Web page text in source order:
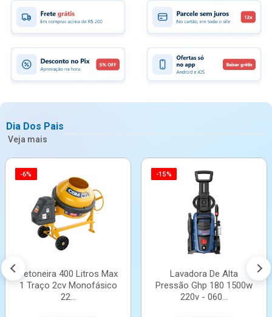
Dia Dos Pais
Veja mais
-6%
Betoneira 400 Litros Max
1 Traço 2cv Monofásico
22...
-15%
Lavadora De Alta
Pressão Ghp 180 1500w
220v - 060...